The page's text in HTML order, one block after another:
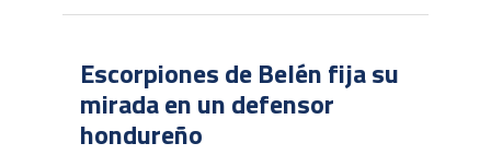
Escorpiones de Belén fija su
mirada en un defensor
hondureño